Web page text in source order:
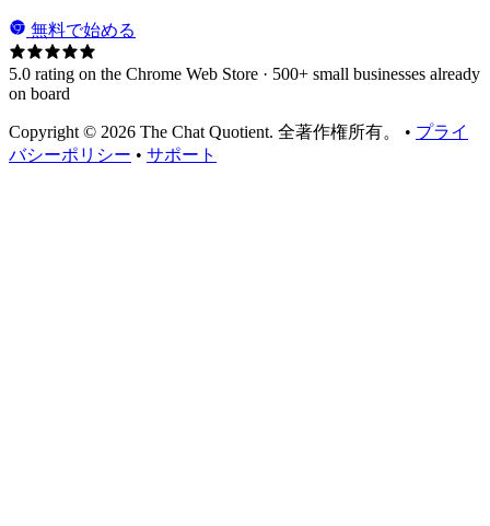
無料で始める
5.0 rating on the Chrome Web Store · 500+ small businesses already
on board
Copyright © 2026 The Chat Quotient. 全著作権所有。 • プライ
バシーポリシー • サポート